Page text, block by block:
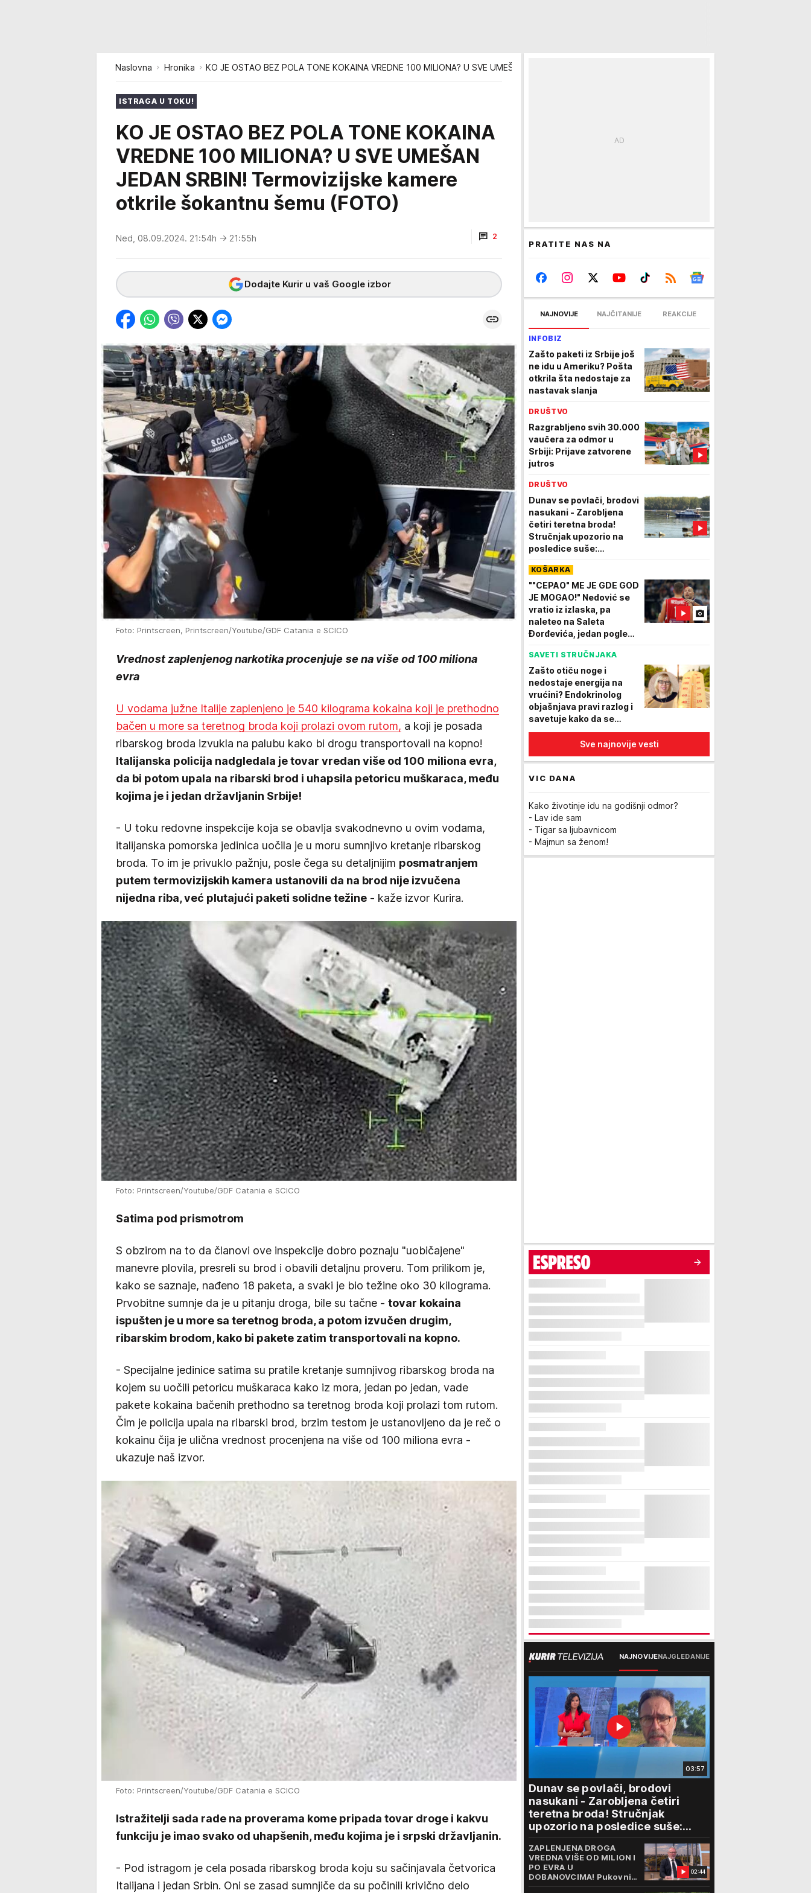
Naslovna Hronika KO JE OSTAO BEZ POLA TONE KOKAINA VREDNE 100 MILIONA? U SVE UMEŠAN JEDAN SRBIN! Termovizijske kamere otkrile šokantnu šemu (FOTO)
ISTRAGA U TOKU!
KO JE OSTAO BEZ POLA TONE KOKAINA
VREDNE 100 MILIONA? U SVE UMEŠAN
JEDAN SRBIN! Termovizijske kamere
otkrile šokantnu šemu (FOTO)
Ned, 08.09.2024. 21:54h → 21:55h 2
Dodajte Kurir u vaš Google izbor
Foto: Printscreen, Printscreen/Youtube/GDF Catania e SCICO
Vrednost zaplenjenog narkotika procenjuje se na više od 100 miliona
evra
U vodama južne Italije zaplenjeno je 540 kilograma kokaina koji je prethodno
bačen u more sa teretnog broda koji prolazi ovom rutom, a koji je posada
ribarskog broda izvukla na palubu kako bi drogu transportovali na kopno!
Italijanska policija nadgledala je tovar vredan više od 100 miliona evra,
da bi potom upala na ribarski brod i uhapsila petoricu muškaraca, među
kojima je i jedan državljanin Srbije!
- U toku redovne inspekcije koja se obavlja svakodnevno u ovim vodama,
italijanska pomorska jedinica uočila je u moru sumnjivo kretanje ribarskog
broda. To im je privuklo pažnju, posle čega su detaljnijim posmatranjem
putem termovizijskih kamera ustanovili da na brod nije izvučena
nijedna riba, već plutajući paketi solidne težine - kaže izvor Kurira.
Foto: Printscreen/Youtube/GDF Catania e SCICO
Satima pod prismotrom
S obzirom na to da članovi ove inspekcije dobro poznaju "uobičajene"
manevre plovila, presreli su brod i obavili detaljnu proveru. Tom prilikom je,
kako se saznaje, nađeno 18 paketa, a svaki je bio težine oko 30 kilograma.
Prvobitne sumnje da je u pitanju droga, bile su tačne - tovar kokaina
ispušten je u more sa teretnog broda, a potom izvučen drugim,
ribarskim brodom, kako bi pakete zatim transportovali na kopno.
- Specijalne jedinice satima su pratile kretanje sumnjivog ribarskog broda na
kojem su uočili petoricu muškaraca kako iz mora, jedan po jedan, vade
pakete kokaina bačenih prethodno sa teretnog broda koji prolazi tom rutom.
Čim je policija upala na ribarski brod, brzim testom je ustanovljeno da je reč o
kokainu čija je ulična vrednost procenjena na više od 100 miliona evra -
ukazuje naš izvor.
Foto: Printscreen/Youtube/GDF Catania e SCICO
Istražitelji sada rade na proverama kome pripada tovar droge i kakvu
funkciju je imao svako od uhapšenih, među kojima je i srpski državljanin.
- Pod istragom je cela posada ribarskog broda koju su sačinjavala četvorica
Italijana i jedan Srbin. Oni se zasad sumnjiče da su počinili krivično delo
PRATITE NAS NA
NAJNOVIJE NAJČITANIJE REAKCIJE
INFOBIZ
Zašto paketi iz Srbije još
ne idu u Ameriku? Pošta
otkrila šta nedostaje za
nastavak slanja
DRUŠTVO
Razgrabljeno svih 30.000
vaučera za odmor u
Srbiji: Prijave zatvorene
jutros
DRUŠTVO
Dunav se povlači, brodovi
nasukani - Zarobljena
četiri teretna broda!
Stručnjak upozorio na
posledice suše:
najmanji problem"
KOŠARKA
""CEPAO" ME JE GDE GOD
JE MOGAO!" Nedović se
vratio iz izlaska, pa
naleteo na Saleta
Đorđevića, jedan pogled
klimnuo glavom, a sutra...
SAVETI STRUČNJAKA
Zašto otiču noge i
nedostaje energija na
vrućini? Endokrinolog
objašnjava pravi razlog i
savetuje kako da se
zaštitite
Sve najnovije vesti
VIC DANA
Kako životinje idu na godišnji odmor?
- Lav ide sam
- Tigar sa ljubavnicom
- Majmun sa ženom!
NAJNOVIJENAJGLEDANIJE
03:57
Dunav se povlači, brodovi
nasukani - Zarobljena četiri
teretna broda! Stručnjak
upozorio na posledice suše:
"Plovidba kroz Srbiju je najmanji
problem"
02:44
ZAPLENJENA DROGA
VREDNA VIŠE OD MILION I
PO EVRA U
DOBANOVCIMA! Pukovnik
za Kurir TV otkrio kako